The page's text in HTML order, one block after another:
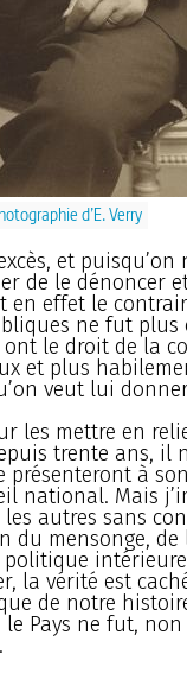
d’E. Verry
et puisqu’on
de le dénoncer
en effet le
ne fut plus
le droit de la
et plus
veut lui
les mettre en
trente ans, il
présenteront à
national. Mais
autres sans
du mensonge,
la vérité est
de notre
Pays ne fut,